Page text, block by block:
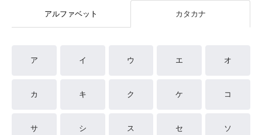
アルファベット カタカナ
ア イ ウ エ オ
カ キ ク ケ コ
サ シ ス セ ソ